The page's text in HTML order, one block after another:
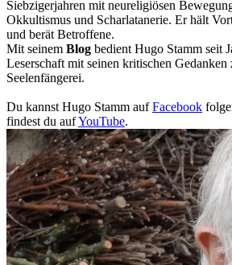
Siebzigerjahren mit neureligiösen
Okkultismus und Scharlatanerie. Er hält
und berät Betroffene.
Mit seinem Blog bedient Hugo Stamm seit
Leserschaft mit seinen kritischen
Seelenfängerei.
Du kannst Hugo Stamm aufFacebook
findest du aufYouTube.